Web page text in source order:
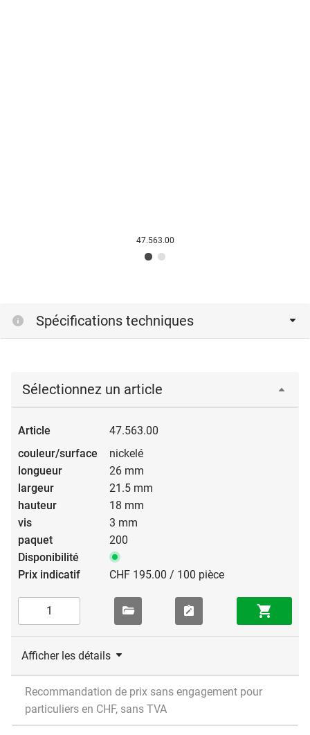
47.563.00
Spécifications techniques
Sélectionnez un article
47.563.00
nickelé
26 mm
21.5 mm
18 mm
3 mm
200
CHF 195.00 / 100 pièce
Afficher les détails
Recommandation de prix sans engagement pour
particuliers en CHF, sans TVA